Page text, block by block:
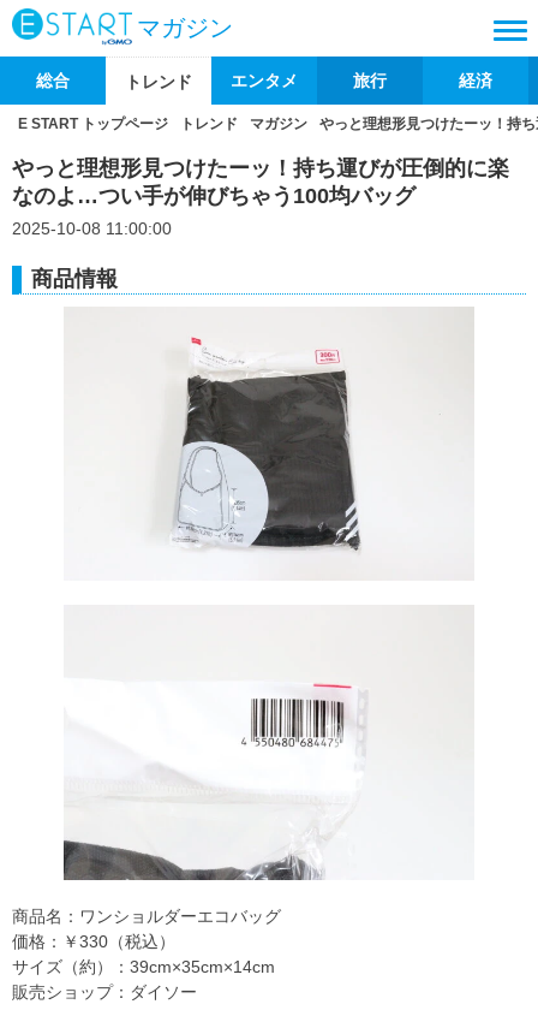
マガジン
総合 トレンド エンタメ 旅行 経済
E START トップページ トレンド マガジン やっと理想形見つけたーッ！持
やっと理想形見つけたーッ！持ち運びが圧倒的に楽
なのよ…つい手が伸びちゃう100均バッグ
2025-10-08 11:00:00
商品情報
商品名：ワンショルダーエコバッグ
価格：￥330（税込）
サイズ（約）：39cm×35cm×14cm
販売ショップ：ダイソー